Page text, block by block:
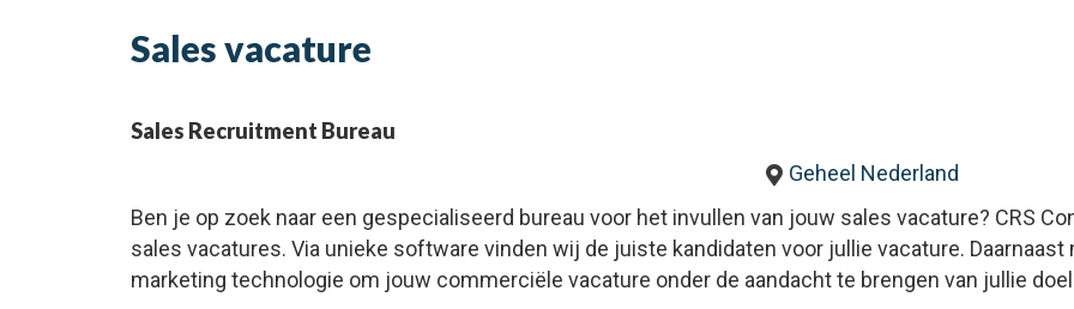
Sales vacature
Sales Recruitment Bureau
Geheel Nederland
Ben je op zoek naar een gespecialiseerd bureau voor het invullen van jouw sales vacature? CRS
sales vacatures. Via unieke software vinden wij de juiste kandidaten voor jullie vacature.
marketing technologie om jouw commerciële vacature onder de aandacht te brengen van jullie